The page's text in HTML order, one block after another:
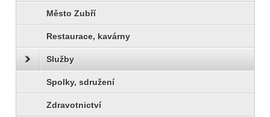
Město Zubří
Restaurace, kavárny
Služby
Spolky, sdružení
Zdravotnictví